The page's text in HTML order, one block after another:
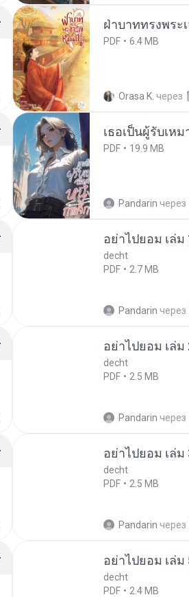
ฝ่าบาททรงพระ
PDF 6.4 MB
Orasa K. через
เธอเป็นผู้รับเห
PDF 19.9 MB
Pandarin через
อย่าไปยอม เล่ม
decht
PDF
2.7 MB
Pandarin через
อย่าไปยอม เล่ม
decht
PDF
2.5 MB
Pandarin через
อย่าไปยอม เล่ม
decht
PDF
2.5 MB
Pandarin через
อย่าไปยอม เล่ม
decht
PDF
2.4 MB